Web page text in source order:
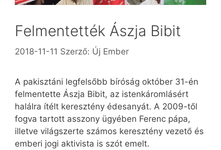
Felmentették Ászja Bibit
2018-11-11 Szerző: Új Ember
A pakisztáni legfelsőbb bíróság október 31-én
felmentette Ászja Bibit, az istenkáromlásért
halálra ítélt keresztény édesanyát. A 2009-től
fogva tartott asszony ügyében Ferenc pápa,
illetve világszerte számos keresztény vezető és
emberi jogi aktivista is szót emelt.